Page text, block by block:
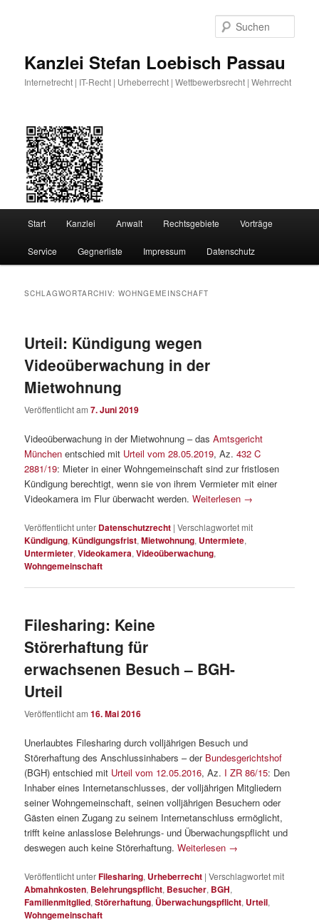
Kanzlei Stefan Loebisch Passau
Internetrecht | IT-Recht | Urheberrecht | Wettbewerbsrecht | Wehrrecht
Start Kanzlei Anwalt Rechtsgebiete Vorträge
Service Gegnerliste Impressum Datenschutz
SCHLAGWORTARCHIV:WOHNGEMEINSCHAFT
Urteil: Kündigung wegen
Videoüberwachung in der
Mietwohnung
Veröffentlicht am7. Juni 2019
Videoüberwachung in der Mietwohnung – dasAmtsgericht
München entschied mit Urteil vom 28.05.2019, Az.432 C
2881/19: Mieter in einer Wohngemeinschaft sind zur fristlosen
Kündigung berechtigt, wenn sie von ihrem Vermieter mit einer
Videokamera im Flur überwacht werden.Weiterlesen →
Veröffentlicht unter Datenschutzrecht |Verschlagwortet mit
Kündigung,Kündigungsfrist,Mietwohnung, Untermiete,
Untermieter,Videokamera,Videoüberwachung,
Wohngemeinschaft
Filesharing: Keine
Störerhaftung für
erwachsenen Besuch – BGH-
Urteil
Veröffentlicht am16. Mai 2016
Unerlaubtes Filesharing durch volljährigen Besuch und
Störerhaftung des Anschlussinhabers – der Bundesgerichtshof
(BGH) entschied mit Urteil vom 12.05.2016, Az. I ZR 86/15: Den
Inhaber eines Internetanschlusses, der volljährigen Mitgliedern
seiner Wohngemeinschaft, seinen volljährigen Besuchern oder
Gästen einen Zugang zu seinem Internetanschluss ermöglicht,
trifft keine anlasslose Belehrungs- und Überwachungspflicht und
deswegen auch keine Störerhaftung.Weiterlesen →
Veröffentlicht unterFilesharing, Urheberrecht |Verschlagwortet mit
Abmahnkosten, Belehrungspflicht, Besucher, BGH,
Familienmitglied,Störerhaftung, Überwachungspflicht, Urteil,
Wohngemeinschaft